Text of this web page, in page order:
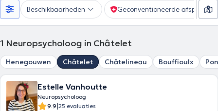
Beschikbaarheden Geconventioneerde afspraak
1 Neuropsycholoog in Châtelet
Henegouwen Châtelet Châtelineau Bouffioulx
Estelle Vanhoutte
Neuropsycholoog
9.9|25 evaluaties